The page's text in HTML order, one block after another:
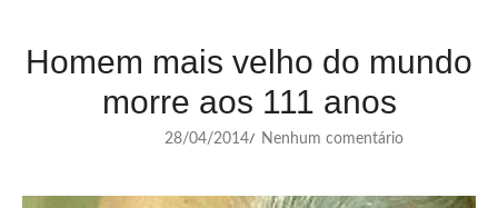
Homem mais velho do mundo
morre aos 111 anos
28/04/2014/ Nenhum comentário